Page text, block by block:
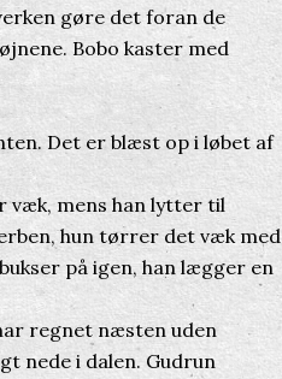
gøre det foran de
Bobo kaster med
Det er blæst op i løbet af
væk, mens han lytter til
hun tørrer det væk med
på igen, han lægger en
regnet næsten uden
nede i dalen. Gudrun